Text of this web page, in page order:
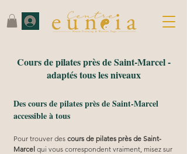
Cours de pilates près de Saint-Marcel -
adaptés tous les niveaux
Des cours de pilates près de Saint-Marcel
accessible à tous
Pour trouver des cours de pilates près de Saint-
Marcel qui vous correspondent vraiment, misez sur